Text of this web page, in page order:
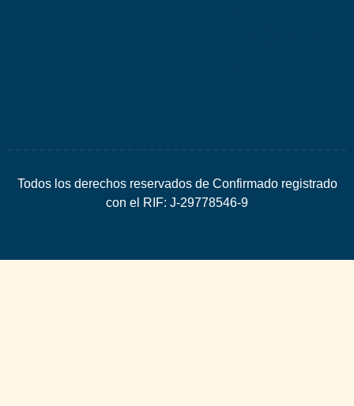
Todos los derechos reservados de Confirmado registrado
con el RIF: J-29778546-9